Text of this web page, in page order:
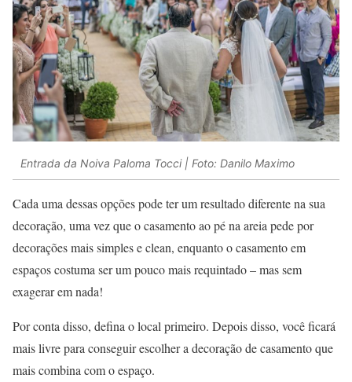
Entrada da Noiva Paloma Tocci | Foto: Danilo Maximo
Cada uma dessas opções pode ter um resultado diferente na sua
decoração, uma vez que o casamento ao pé na areia pede por
decorações mais simples e clean, enquanto o casamento em
espaços costuma ser um pouco mais requintado – mas sem
exagerar em nada!
Por conta disso, defina o local primeiro. Depois disso, você ficará
mais livre para conseguir escolher a decoração de casamento que
mais combina com o espaço.